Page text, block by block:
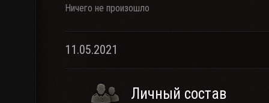
Ничего не произошло
11.05.2021
Личный состав